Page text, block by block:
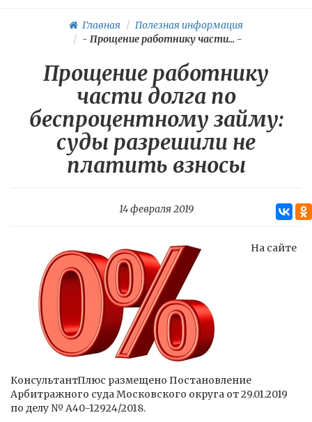
Главная
Полезная информация
- Прощение работнику части... -
Прощение работнику
части долга по
беспроцентному займу:
суды разрешили не
платить взносы
14 февраля 2019
На сайте
КонсультантПлюс размещено Постановление
Арбитражного суда Московского округа от 29.01.2019
по делу № А40-12924/2018.